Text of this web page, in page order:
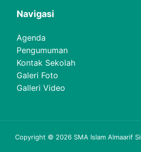
Navigasi
Agenda
Pengumuman
Kontak Sekolah
Galeri Foto
Galleri Video
Copyright © 2026 SMA Islam Almaarif